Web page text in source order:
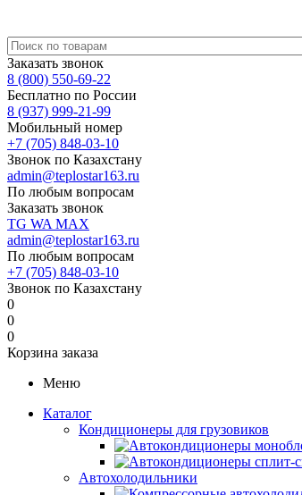
Заказать звонок
8 (800) 550-69-22
Бесплатно по России
8 (937) 999-21-99
Мобильный номер
+7 (705) 848-03-10
Звонок по Казахстану
admin@teplostar163.ru
По любым вопросам
Заказать звонок
TG WA MAX
admin@teplostar163.ru
По любым вопросам
+7 (705) 848-03-10
Звонок по Казахстану
0
0
0
Корзина заказа
Меню
Каталог
Кондиционеры для грузовиков
Автохолодильники